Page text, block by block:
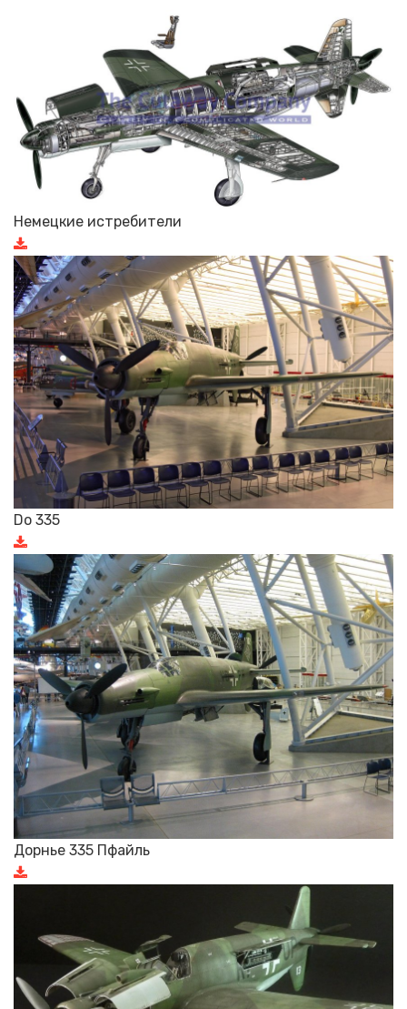
Немецкие истребители
Do 335
Дорнье 335 Пфайль